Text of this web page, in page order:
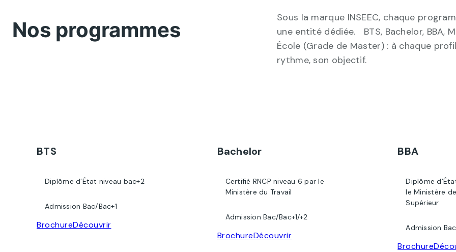
Nos programmes
Sous la marque INSEEC, chaque
une entité dédiée. BTS, Bachelor, BBA,
École (Grade de Master) : à chaque
rythme, son objectif.
BTS
Diplôme d’État niveau bac+2
Admission Bac/Bac+1
BrochureDécouvrir
Bachelor
Certifié RNCP niveau 6 par le
Ministère du Travail
Admission Bac/Bac+1/+2
BrochureDécouvrir
BBA
Diplôme
le Ministère
Supérieur
Admission
Brochure